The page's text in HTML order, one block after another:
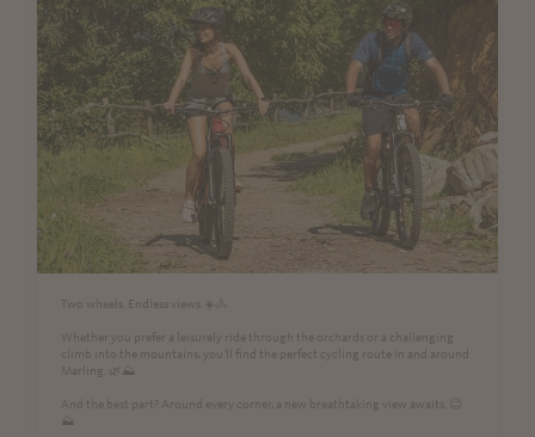
Two wheels. Endless views.☀️🚴
Whether you prefer a leisurely ride through the orchards or a challenging
climb into the mountains, you'll find the perfect cycling route in and around
Marling. 🌿⛰️
And the best part? Around every corner, a new breathtaking view awaits. 😉
⛰